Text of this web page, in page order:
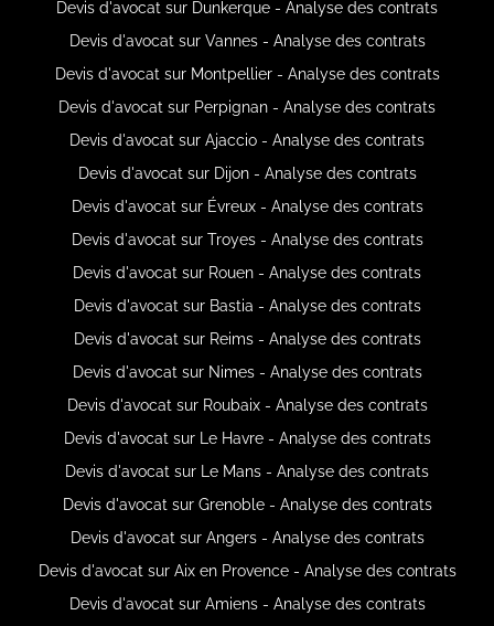
Devis d'avocat sur Dunkerque - Analyse des contrats
Devis d'avocat sur Vannes - Analyse des contrats
Devis d'avocat sur Montpellier - Analyse des contrats
Devis d'avocat sur Perpignan - Analyse des contrats
Devis d'avocat sur Ajaccio - Analyse des contrats
Devis d'avocat sur Dijon - Analyse des contrats
Devis d'avocat sur Évreux - Analyse des contrats
Devis d'avocat sur Troyes - Analyse des contrats
Devis d'avocat sur Rouen - Analyse des contrats
Devis d'avocat sur Bastia - Analyse des contrats
Devis d'avocat sur Reims - Analyse des contrats
Devis d'avocat sur Nimes - Analyse des contrats
Devis d'avocat sur Roubaix - Analyse des contrats
Devis d'avocat sur Le Havre - Analyse des contrats
Devis d'avocat sur Le Mans - Analyse des contrats
Devis d'avocat sur Grenoble - Analyse des contrats
Devis d'avocat sur Angers - Analyse des contrats
Devis d'avocat sur Aix en Provence - Analyse des contrats
Devis d'avocat sur Amiens - Analyse des contrats